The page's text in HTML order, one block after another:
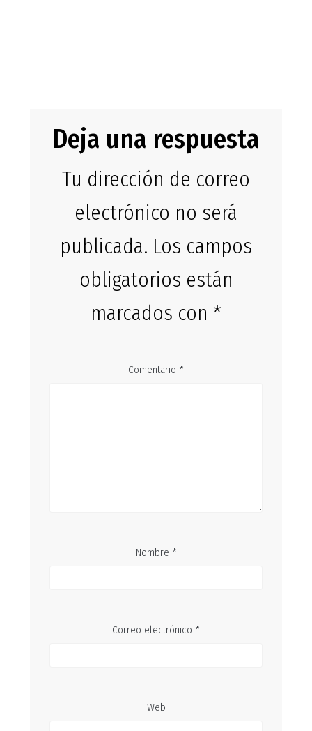
Deja una respuesta
Tu dirección de correo
electrónico no será
publicada. Los campos
obligatorios están
marcados con *
Comentario *
Nombre *
Correo electrónico *
Web